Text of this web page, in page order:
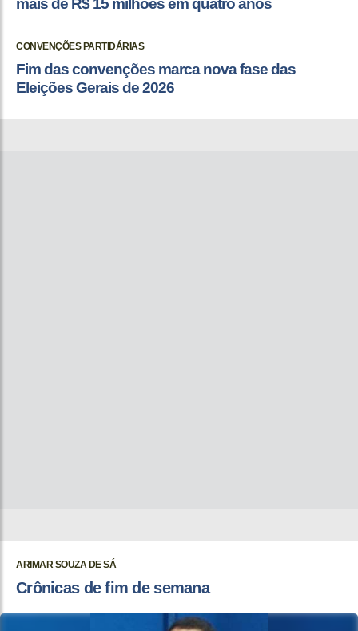
mais de R$ 15 milhões em quatro anos
CONVENÇÕES PARTIDÁRIAS
Fim das convenções marca nova fase das
Eleições Gerais de 2026
ARIMAR SOUZA DE SÁ
Crônicas de fim de semana